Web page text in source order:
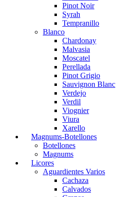
Pinot Noir
Syrah
Tempranillo
Blanco
Chardonay
Malvasia
Moscatel
Perellada
Pinot Grigio
Sauvignon Blanc
Verdejo
Verdil
Viognier
Viura
Xarello
Magnums-Botellones
Botellones
Magnums
Licores
Aguardientes Varios
Cachaza
Calvados